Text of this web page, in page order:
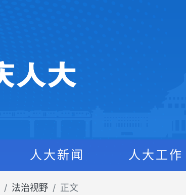
人大新闻 人大工作
法治视野 正文